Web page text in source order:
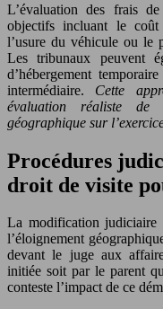
L’évaluation des frais
objectifs incluant le coût
l’usure du véhicule ou le
Les tribunaux peuvent
d’hébergement
intermédiaire. Cette
évaluation réaliste de
géographique sur
Procédures
droit de visite
La modification
l’éloignement
devant le juge aux
initiée soit par le parent
conteste l’impact de ce